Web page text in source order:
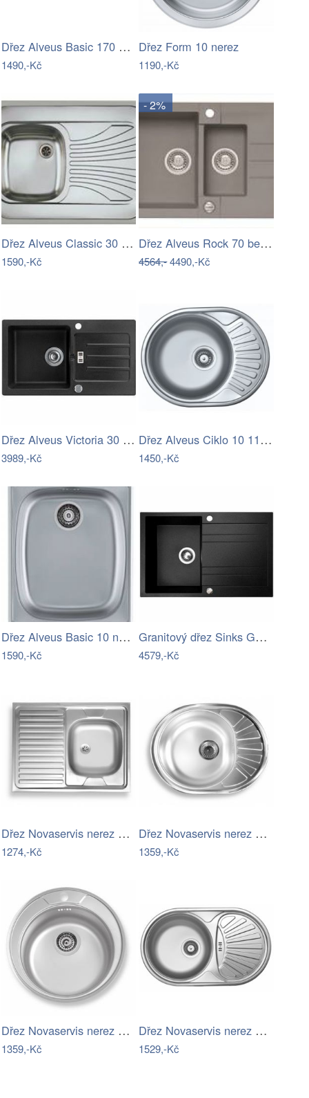
Dřez Alveus Basic 170 nerez 1083404
1490,-Kč
Dřez Form 10 nerez
1190,-Kč
Dřez Alveus Classic 30 nerez 1009328
1590,-Kč
- 2%
Dřez Alveus Rock 70 beton 1217081
4564,-4490,-Kč
Dřez Alveus Victoria 30 černá 3123091
3989,-Kč
Dřez Alveus Ciklo 10 1123826
1450,-Kč
Dřez Alveus Basic 10 nerez 1082195
1590,-Kč
Granitový dřez Sinks GRANDE 800…
4579,-Kč
Dřez Novaservis nerez DR60/80L
1274,-Kč
Dřez Novaservis nerez DR45/58
1359,-Kč
Dřez Novaservis nerez DR51
1359,-Kč
Dřez Novaservis nerez DR44/74
1529,-Kč